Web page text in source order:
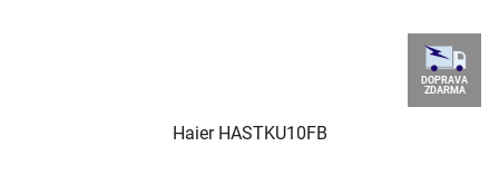
DOPRAVA
ZDARMA
Haier HASTKU10FB